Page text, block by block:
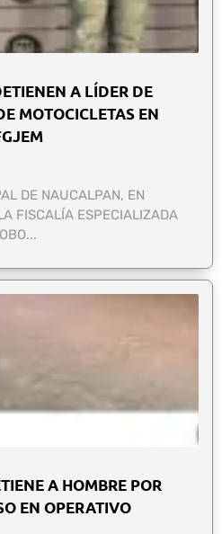
A LÍDER DE
MOTOCICLETAS EN
DE NAUCALPAN, EN
FISCALÍA ESPECIALIZADA
A HOMBRE POR
EN OPERATIVO